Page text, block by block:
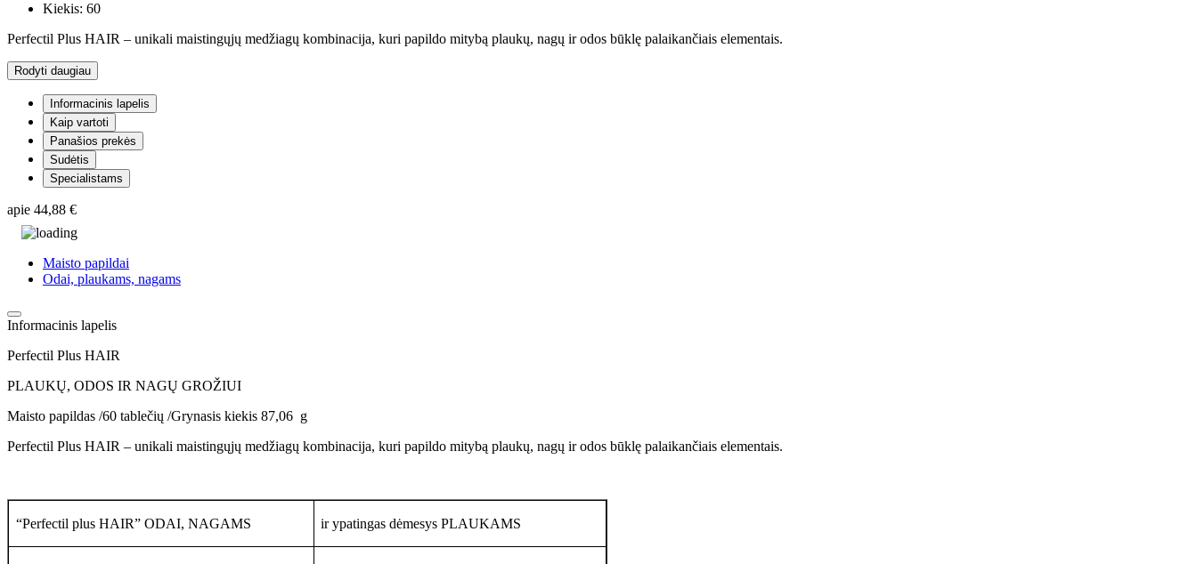
Kiekis: 60
Perfectil Plus HAIR – unikali maistingųjų medžiagų kombinacija, kuri papildo mitybą plaukų, nagų ir odos būklę palaikančiais elementais.
Rodyti daugiau
Informacinis lapelis
Kaip vartoti
Panašios prekės
Sudėtis
Specialistams
apie 44,88 €
Maisto papildai
Odai, plaukams, nagams
Informacinis lapelis
Perfectil Plus HAIR
PLAUKŲ, ODOS IR NAGŲ GROŽIUI
Maisto papildas /60 tablečių /Grynasis kiekis 87,06 g
Perfectil Plus HAIR – unikali maistingųjų medžiagų kombinacija, kuri papildo mitybą plaukų, nagų ir odos būklę palaikančiais elementais.
“Perfectil plus HAIR” ODAI, NAGAMS ir ypatingas dėmesys PLAUKAMS